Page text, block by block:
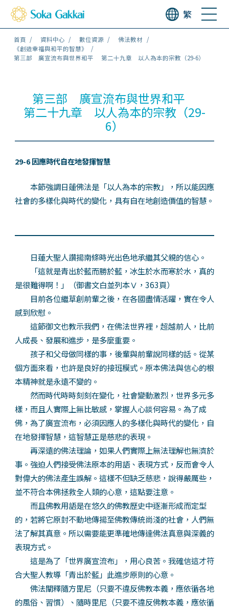
繁
首頁 資料中心 數位資源
佛法教材
《創造幸福與和平的智慧》
第三部 廣宣流布與世界和平 第二十九章 以人為本的宗教（29-6）
第三部 廣宣流布與世界和平
第二十九章 以人為本的宗教（29-
6）
29-6 因應時代自在地發揮智慧
本節強調日蓮佛法是「以人為本的宗教」，所以能因應
社會的多樣化與時代的變化，具有自在地創造價值的智慧。
日蓮大聖人讚揚南條時光出色地承繼其父親的信心。
「這就是青出於藍而勝於藍，冰生於水而寒於水，真的
是很難得啊！」（御書文白並列本Ⅴ，363頁）
目前各位繼草創前輩之後，在各國盡情活躍，實在令人
感到欣慰。
這節御文也教示我們，在佛法世界裡，超越前人，比前
人成長、發展和進步，是多麼重要。
孩子和父母做同樣的事，後輩與前輩說同樣的話。從某
個方面來看，也許是良好的接班模式。原本佛法與信心的根
本精神就是永遠不變的。
然而時代時時刻刻在變化，社會變動激烈，世界多元多
樣，而且人實際上無比敏感，掌握人心談何容易。為了成
佛，為了廣宣流布，必須因應人的多樣化與時代的變化，自
在地發揮智慧，這智慧正是慈悲的表現。
再深遠的佛法理論，如果人們實際上無法理解也無濟於
事。強迫人們接受佛法原本的用語、表現方式，反而會令人
對偉大的佛法產生誤解。這樣不但缺乏慈悲，說得嚴厲些，
並不符合本佛拯救全人類的心意，這點要注意。
而且佛教用語是在悠久的佛教歷史中逐漸形成而定型
的，若將它原封不動地傳揚至佛教傳統尚淺的社會，人們無
法了解其真意。所以需要能更準確地傳達佛法真意與深義的
表現方式。
這是為了「世界廣宣流布」，用心良苦。我確信這才符
合大聖人教導「青出於藍」此進步原則的心意。
佛法闡釋隨方毘尼（只要不違反佛教本義，應依循各地
的風俗、習慣）、隨時毘尼（只要不違反佛教本義，應依循